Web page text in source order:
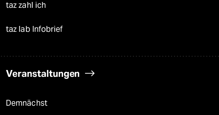
taz zahl ich
taz lab Infobrief
Veranstaltungen
Demnächst